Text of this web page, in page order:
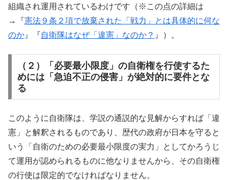
組織され運用されているわけです（※この点の詳細は
→『憲法９条２項で放棄された「戦力」とは具体的に何な
のか 』『自衛隊はなぜ「違憲」なのか？ 』）。
（２）「必要最小限度」の自衛権を行使するた
めには「急迫不正の侵害」が絶対的に要件とな
る
このように自衛隊は、学説の通説的な見解からすれば「違
憲」と解釈されるものであり、歴代の政府が日本を守ると
いう「自衛のための必要最小限度の実力」としてかろうじ
て運用が認められるものに他なりませんから、その自衛権
の行使は限定的でなければなりません。